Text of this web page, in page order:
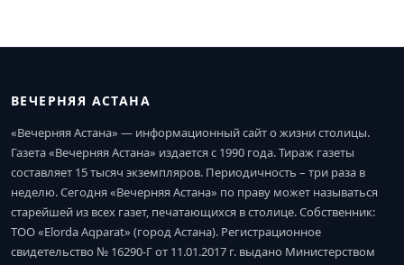
ВЕЧЕРНЯЯ АСТАНА
«Вечерняя Астана» — информационный сайт о жизни столицы.
Газета «Вечерняя Астана» издается с 1990 года. Тираж газеты
составляет 15 тысяч экземпляров. Периодичность – три раза в
неделю. Сегодня «Вечерняя Астана» по праву может называться
старейшей из всех газет, печатающихся в столице. Собственник:
ТОО «Elorda Aqparat» (город Астана). Регистрационное
свидетельство № 16290-Г от 11.01.2017 г. выдано Министерством